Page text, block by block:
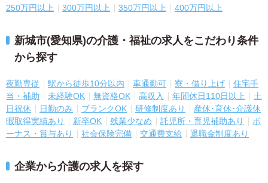
250万円以上 300万円以上 350万円以上 400万円以上
新城市(愛知県)の介護・福祉の求人をこだわり条件
から探す
夜勤専従 駅から徒歩10分以内 車通勤可 寮・借り上げ
住宅手
当・補助
未経験OK 無資格OK 高収入 年間休日110日以上
土
日祝休
日勤のみ ブランクOK 研修制度あり
産休･育休･介護休
暇取得実績あり
新卒OK 残業少なめ 託児所・育児補助あり
ボ
ーナス・賞与あり
社会保険完備 交通費支給 退職金制度あり
企業から介護の求人を探す